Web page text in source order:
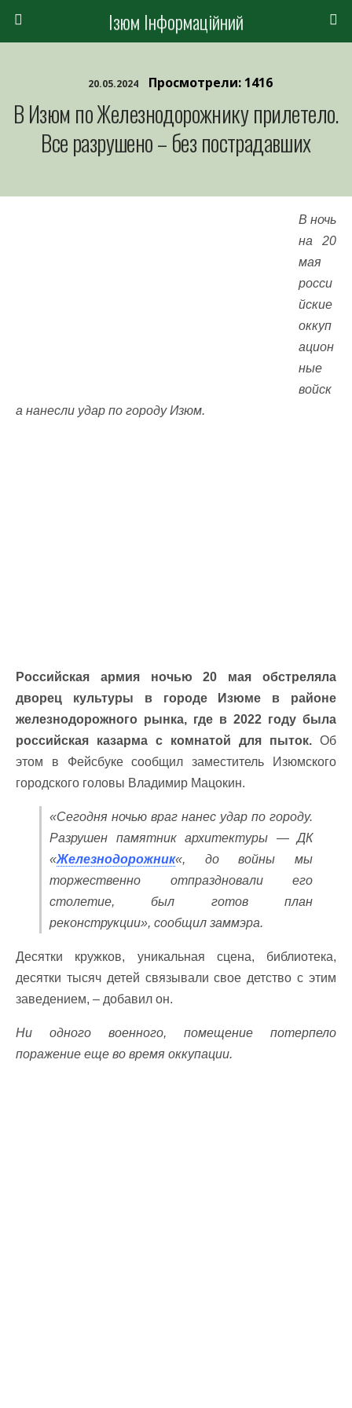
Ізюм Інформаційний
20.05.2024 Просмотрели: 1416
В Изюм по Железнодорожнику прилетело.
Все разрушено – без пострадавших
В ночь
на 20
мая
росси
йские
оккуп
ацион
ные
войск
а нанесли удар по городу Изюм.
Российская армия ночью 20 мая обстреляла
дворец культуры в городе Изюме в районе
железнодорожного рынка, где в 2022 году была
российская казарма с комнатой для пыток. Об
этом в Фейсбуке сообщил заместитель Изюмского
городского головы Владимир Мацокин.
«Сегодня ночью враг нанес удар по городу.
Разрушен памятник архитектуры — ДК
«Железнодорожник«, до войны мы
торжественно отпраздновали его
столетие, был готов план
реконструкции», сообщил заммэра.
Десятки кружков, уникальная сцена, библиотека,
десятки тысяч детей связывали свое детство с этим
заведением, – добавил он.
Ни одного военного, помещение потерпело
поражение еще во время оккупации.